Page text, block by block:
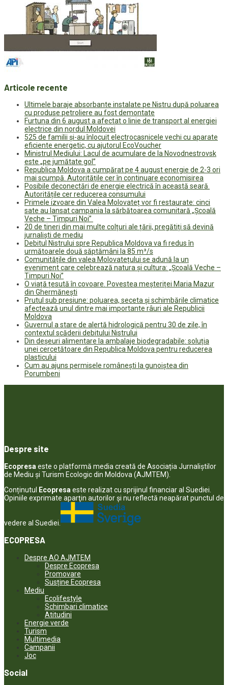
Articole recente
Ultimele baraje absorbante instalate pe Nistru după poluarea
cu produse petroliere au fost demontate
Furtuna din 6 august a afectat o linie de transport al energiei
electrice din nordul Moldovei
525 de familii și-au înlocuit electrocasnicele vechi cu aparate
eficiente energetic, cu ajutorul EcoVoucher
Ministrul Mediului: Lacul de acumulare de la Novodnestrovsk
este „pe jumătate gol”
Republica Moldova a cumpărat pe 4 august energie de 2-3 ori
mai scumpă. Autoritățile cer în continuare economisirea
Posibile deconectări de energie electrică în această seară.
Autoritățile cer reducerea consumului
Primele izvoare din Valea Molovateț vor fi restaurate: cinci
sate au lansat campania la sărbătoarea comunitară „Școală
Veche – Timpuri Noi”
20 de tineri din mai multe colțuri ale țării, pregătiți să devină
jurnaliști de mediu
Debitul Nistrului spre Republica Moldova va fi redus în
următoarele două săptămâni la 85 m³/s
Comunitățile din valea Molovatețului se adună la un
eveniment care celebrează natura și cultura: „Școală Veche –
Timpuri Noi”
O viață țesută în covoare. Povestea meșteriței Maria Mazur
din Ghermănești
Prutul sub presiune: poluarea, seceta și schimbările climatice
afectează unul dintre mai importante râuri ale Republicii
Moldova
Guvernul a stare de alertă hidrologică pentru 30 de zile, în
contextul scăderii debitului Nistrului
Din deșeuri alimentare la ambalaje biodegradabile: soluția
unei cercetătoare din Republica Moldova pentru reducerea
plasticului
Cum au ajuns permisele românești la gunoiștea din
Porumbeni
Despre site
Ecopresa este o platformă media creată de Asociația Jurnaliștilor
de Mediu și Turism Ecologic din Moldova (AJMTEM).
Conținutul
Ecopresa este realizat cu sprijinul financiar al Suediei.
Opiniile exprimate aparţin autorilor şi nu reflectă neapărat punctul de
vedere al Suediei.
ECOPRESA
Despre AO AJMTEM
Despre Ecopresa
Promovare
Susține Ecopresa
Mediu
Ecolifestyle
Schimbari climatice
Atitudini
Energie verde
Turism
Multimedia
Campanii
Joc
Social